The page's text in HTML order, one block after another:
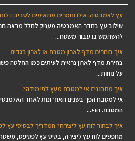
עץ לאמבטיה: אילו חומרים מתאימים לסביבה
שילוב עץ בחדר האמבטיה מעניק לחלל מראה
להשתמש בו עבור משטח...
איך בוחרים מדף לארון מטבח או לארון בגדים
בחירת מדף לארון נראית לעיתים כמו החלטה
על נוחות...
איך מתכננים אי למטבח מעץ לפי מידה?
אי למטבח הפך בשנים האחרונות לאחד
המטבח. הוא...
איך לבחור לוח עץ ליצירה? המדריך לבסיסי עץ
מחפשים לוח עץ ליצירה, בסיס עץ לפסיפס,